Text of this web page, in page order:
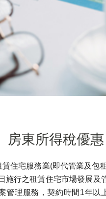
房東所得稅優
住宅服務業(即代管業及包
行之租賃住宅市場發展及
管理服務，契約時間1年